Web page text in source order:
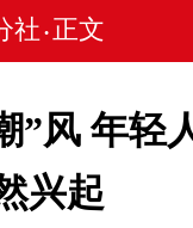
社 • 正文
”风 年轻
兴起